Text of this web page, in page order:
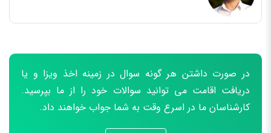
در صورت داشتن هر گونه سوال در زمینه اخذ ویزا و یا
دریافت اقامت می توانید سوالات خود را از ما بپرسید.
کارشناسان ما در اسرع وقت به شما جواب خواهند داد.